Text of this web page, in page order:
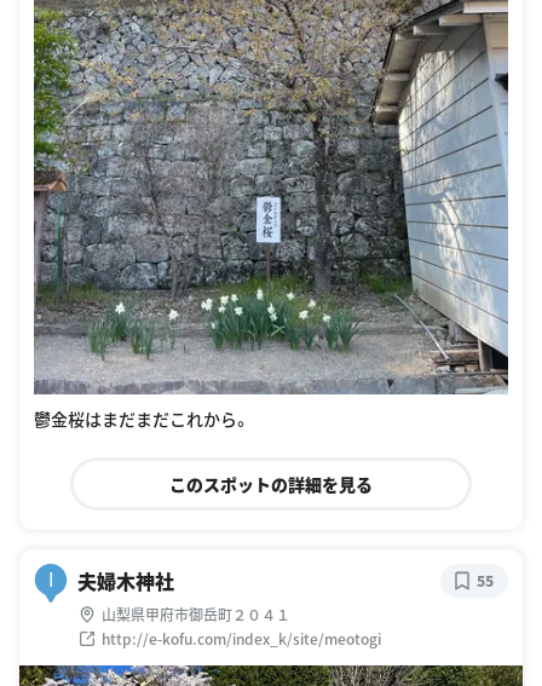
鬱金桜はまだまだこれから。
このスポットの詳細を見る
夫婦木神社
山梨県甲府市御岳町２０４１
http://e-kofu.com/index_k/site/meotogi
55